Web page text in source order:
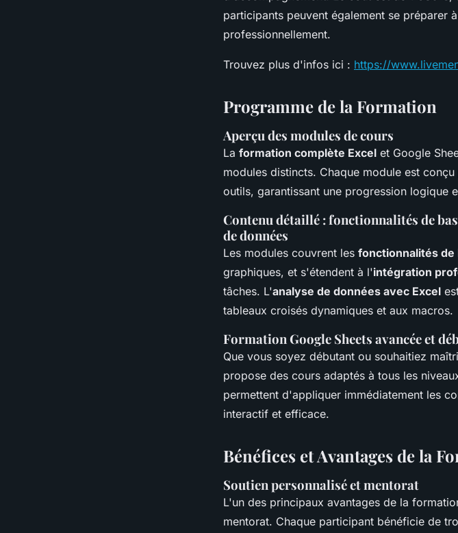
participants peuvent également se préparer
professionnellement.
Trouvez plus d'infos ici : https://
Programme de la Formation
Aperçu des modules de cours
La formation complète Excel et Google
modules distincts. Chaque module est
outils, garantissant une progression logique
Contenu détaillé : fonctionnalités de
de données
Les modules couvrent les fonctionnalités de
graphiques, et s'étendent à l'intégration
tâches. L'analyse de données avec Excel
tableaux croisés dynamiques et aux macros.
Formation Google Sheets avancée et
Que vous soyez débutant ou souhaitiez
propose des cours adaptés à tous les
permettent d'appliquer immédiatement les
interactif et efficace.
Bénéfices et Avantages de la
Soutien personnalisé et mentorat
L'un des principaux avantages de la
mentorat. Chaque participant bénéficie de